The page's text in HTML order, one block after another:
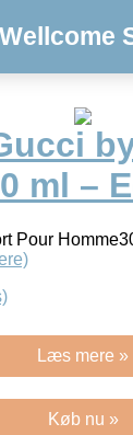
Wellcome
ml –
Pour
Læs mere »
Køb nu »